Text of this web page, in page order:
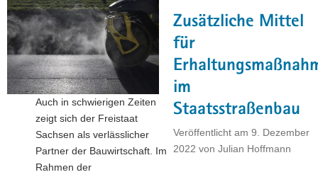
den
Ausbau-
Stopp
des
Bundes
ab"
Zusätzliche Mittel
für
im
Staatsstraßenbau
Veröffentlicht am 9. Dezember
2022 von Julian Hoffmann
Auch in schwierigen Zeiten
zeigt sich der Freistaat
Sachsen als verlässlicher
Partner der Bauwirtschaft. Im
Rahmen der